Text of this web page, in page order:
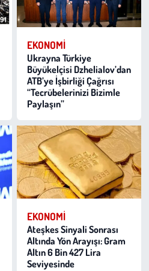
EKONOMI
Ukrayna Türkiye
Büyükelçisi Dzhelialov’dan
ATB’ye İşbirliği Çağrısı
“Tecrübelerinizi Bizimle
Paylaşın”
EKONOMI
Ateşkes Sinyali Sonrası
Altında Yön Arayışı: Gram
Altın 6 Bin 427 Lira
Seviyesinde